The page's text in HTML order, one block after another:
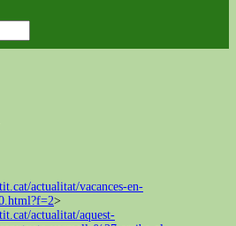
actualitat/vacances-en-
>
actualitat/aquest-